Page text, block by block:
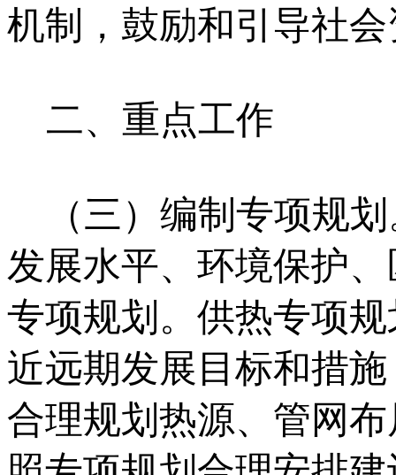
机制，鼓励和引导社
二、重点工作
（三）编制专项规划
发展水平、环境保护
专项规划。供热专项
近远期发展目标和措
合理规划热源、管网